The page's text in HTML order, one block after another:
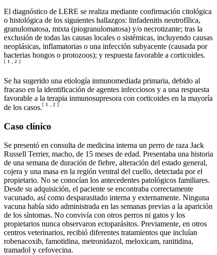
El diagnóstico de LERE se realiza mediante confirmación citológica
o histológica de los siguientes hallazgos: linfadenitis neutrofílica,
granulomatosa, mixta (piogranulomatosa) y/o necrotizante; tras la
exclusión de todas las causas locales o sistémicas, incluyendo causas
neoplásicas, inflamatorias o una infección subyacente (causada por
bacterias hongos o protozoos); y respuesta favorable a corticoides.
[ 1 2 ]
Se ha sugerido una etiología inmunomediada primaria, debido al
fracaso en la identificación de agentes infecciosos y a una respuesta
favorable a la terapia inmunosupresora con corticoides en la mayoría
de los casos.[ 1 2 ]
Caso clínico
Se presentó en consulta de medicina interna un perro de raza Jack
Russell Terrier, macho, de 15 meses de edad. Presentaba una historia
de una semana de duración de fiebre, alteración del estado general,
cojera y una masa en la región ventral del cuello, detectada por el
propietario. No se conocían los antecedentes patológicos familiares.
Desde su adquisición, el paciente se encontraba correctamente
vacunado, así como desparasitado interna y externamente. Ninguna
vacuna había sido administrada en las semanas previas a la aparición
de los síntomas. No convivía con otros perros ni gatos y los
propietarios nunca observaron ectoparásitos. Previamente, en otros
centros veterinarios, recibió diferentes tratamientos que incluían
robenacoxib, famotidina, metronidazol, meloxicam, ranitidina,
tramadol y cefovecina.